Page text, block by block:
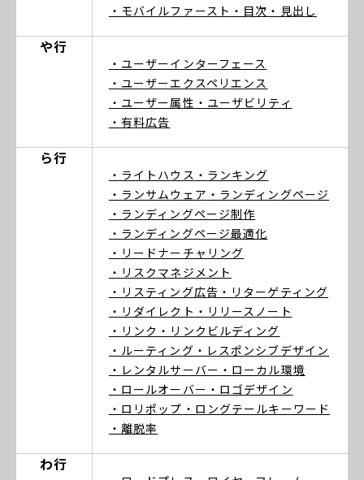
・モバイルファースト ・目次 ・見出し
や行
・ユーザーインターフェース
・ユーザーエクスペリエンス
・ユーザー属性 ・ユーザビリティ
・有料広告
ら行
・ライトハウス ・ランキング
・ランサムウェア ・ランディングページ
・ランディングページ制作
・ランディングページ最適化
・リードナーチャリング
・リスクマネジメント
・リスティング広告 ・リターゲティング
・リダイレクト ・リリースノート
・リンク ・リンクビルディング
・ルーティング ・レスポンシブデザイン
・レンタルサーバー ・ローカル環境
・ロールオーバー ・ロゴデザイン
・ロリポップ ・ロングテールキーワード
・離脱率
わ行